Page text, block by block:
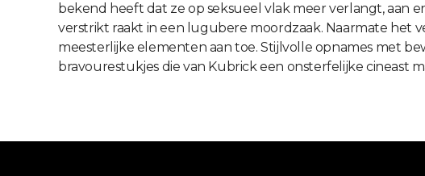
bekend heeft dat ze op seksueel vlak meer verlangt, aan
verstrikt raakt in een lugubere moordzaak. Naarmate het
meesterlijke elementen aan toe. Stijlvolle opnames met
bravourestukjes die van Kubrick een onsterfelijke cineast